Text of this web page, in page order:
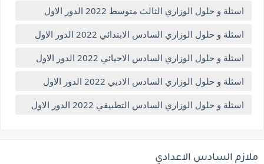
اسئلة و حلول الوزاري الثالث متوسط 2022 الدور الاول
اسئلة و حلول الوزاري السادس الابتدائي 2022 الدور الاول
اسئلة و حلول الوزاري السادس الاحيائي 2022 الدور الاول
اسئلة و حلول الوزاري السادس الادبي 2022 الدور الاول
اسئلة و حلول الوزاري السادس التطبيقي 2022 الدور الاول
ملازم السادس الاعدادي